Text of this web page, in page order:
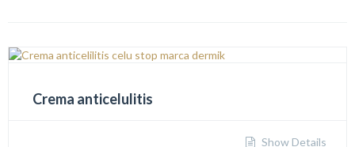
Crema anticelulitis
Show Details